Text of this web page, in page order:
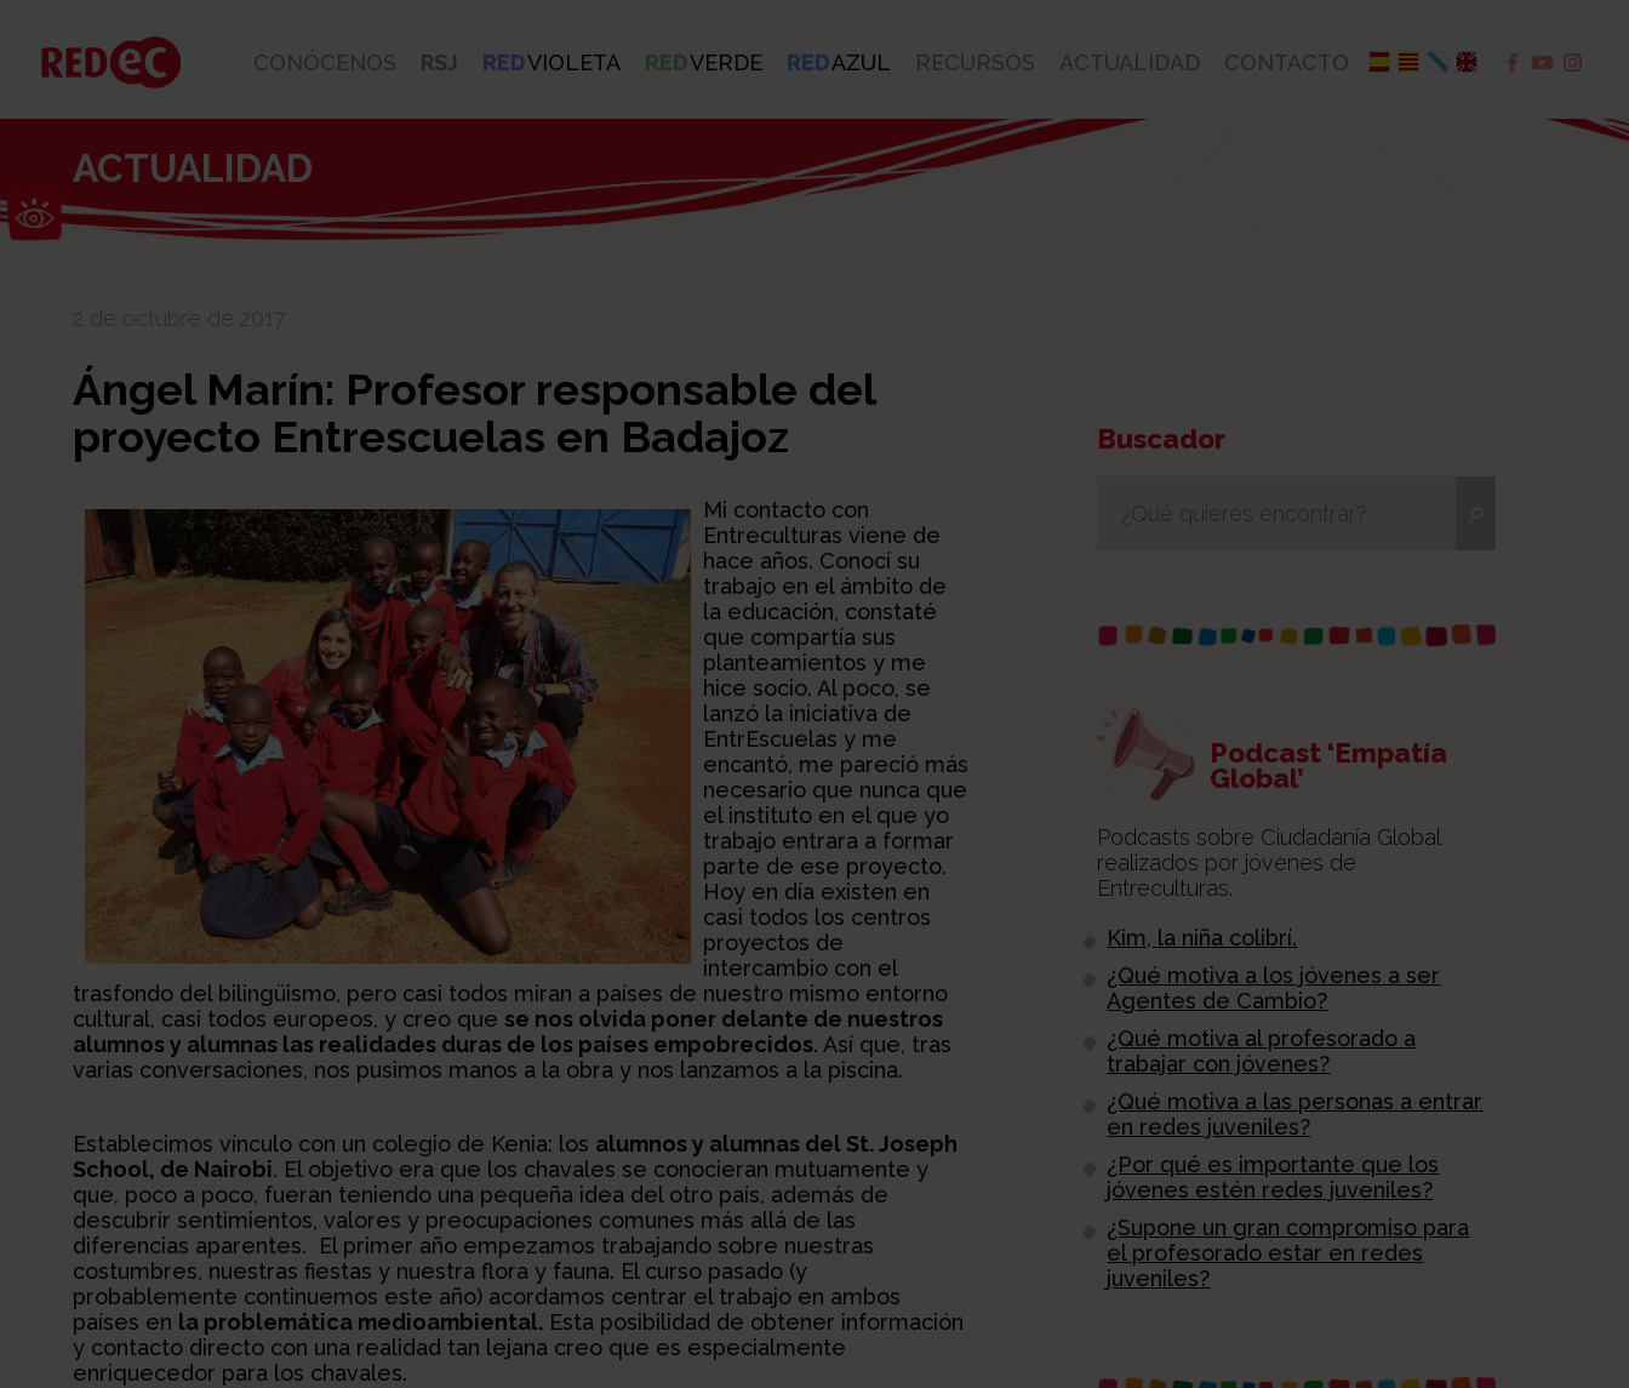
Abrir barra de herramientas
CONÓCENOS RSJ REDVIOLETA REDVERDE REDAZUL RECURSOS ACTUALIDAD CONTACTO
ACTUALIDAD
2 de octubre de 2017
Ángel Marín: Profesor responsable del
proyecto Entrescuelas en Badajoz
Mi contacto con
Entreculturas viene de
hace años. Conocí su
trabajo en el ámbito de
la educación, constaté
que compartía sus
planteamientos y me
hice socio. Al poco, se
lanzó la iniciativa de
EntrEscuelas y me
encantó, me pareció más
necesario que nunca que
el instituto en el que yo
trabajo entrara a formar
parte de ese proyecto.
Hoy en día existen en
casi todos los centros
proyectos de
intercambio con el
trasfondo del bilingüismo, pero casi todos miran a países de nuestro mismo entorno
cultural, casi todos europeos, y creo que se nos olvida poner delante de nuestros
alumnos y alumnas las realidades duras de los países empobrecidos. Así que, tras
varias conversaciones, nos pusimos manos a la obra y nos lanzamos a la piscina.
Establecimos vínculo con un colegio de Kenia: los alumnos y alumnas del St. Joseph
School, de Nairobi. El objetivo era que los chavales se conocieran mutuamente y
que, poco a poco, fueran teniendo una pequeña idea del otro país, además de
descubrir sentimientos, valores y preocupaciones comunes más allá de las
diferencias aparentes. El primer año empezamos trabajando sobre nuestras
costumbres, nuestras fiestas y nuestra flora y fauna. El curso pasado (y
probablemente continuemos este año) acordamos centrar el trabajo en ambos
países en la problemática medioambiental. Esta posibilidad de obtener información
y contacto directo con una realidad tan lejana creo que es especialmente
enriquecedor para los chavales.
Buscador
Podcast ‘Empatía
Global’
Podcasts sobre Ciudadanía Global
realizados por jóvenes de
Entreculturas.
Kim, la niña colibrí.
¿Qué motiva a los jóvenes a ser
Agentes de Cambio?
¿Qué motiva al profesorado a
trabajar con jóvenes?
¿Qué motiva a las personas a entrar
en redes juveniles?
¿Por qué es importante que los
jóvenes estén redes juveniles?
¿Supone un gran compromiso para
el profesorado estar en redes
juveniles?